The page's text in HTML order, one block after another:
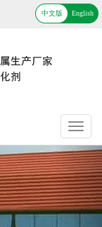
中文版 English
中文版